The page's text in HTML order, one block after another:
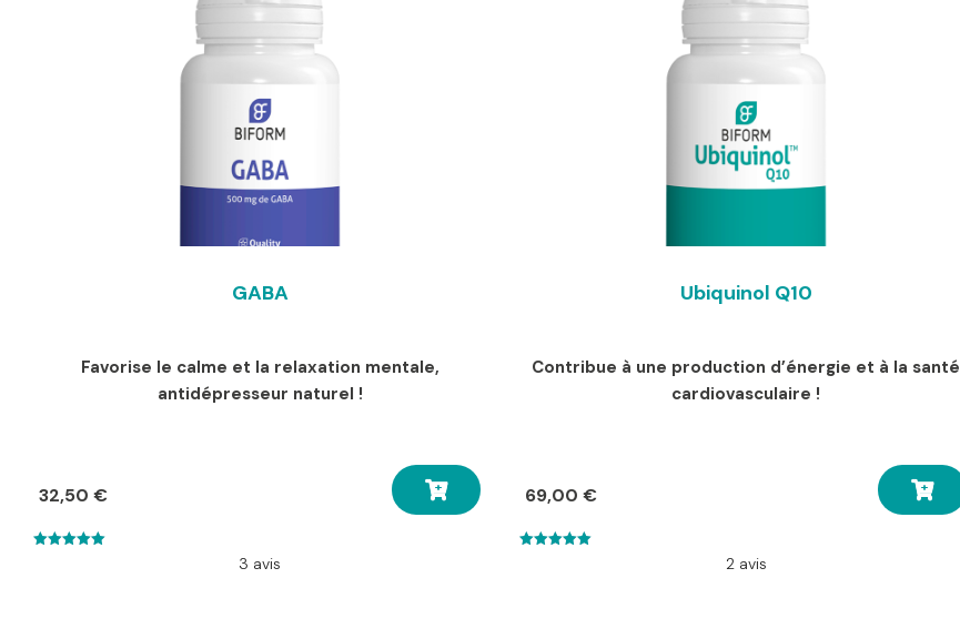
plus
ancien
GABA
Favorise le calme et la relaxation mentale,
antidépresseur naturel !
32,50 €
3 avis
Ubiquinol Q10
Contribue à une production d’énergie et à la santé
cardiovasculaire !
69,00 €
2 avis